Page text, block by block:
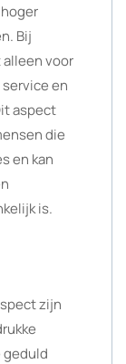
Bij
voor
en
aspect
die
en kan
is.
zijn
geduld